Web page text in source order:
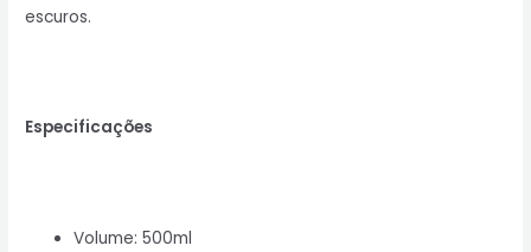
escuros.
Especificações
Volume: 500ml